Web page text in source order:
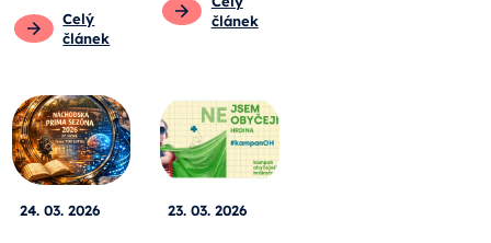
Celý
článek
článek
24. 03. 2026 23. 03. 2026